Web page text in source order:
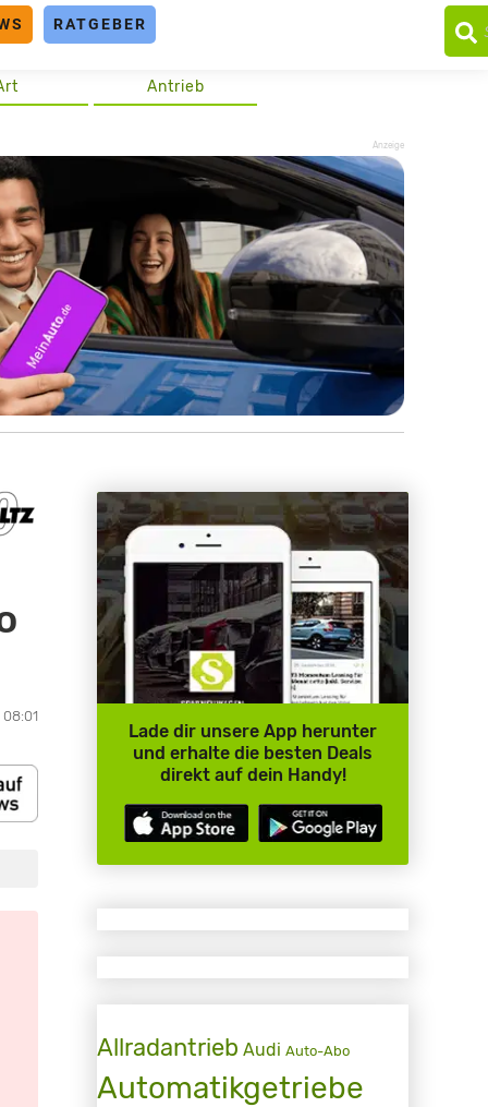
RATGEBER
Antrieb
Anzeige
Lade dir unsere App herunter
und erhalte die besten Deals
direkt auf dein Handy!
Allradantrieb Audi Auto-Abo
Automatikgetriebe